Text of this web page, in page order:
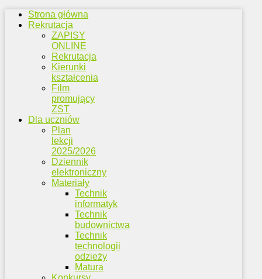
Strona główna
Rekrutacja
ZAPISY
ONLINE
Rekrutacja
Kierunki
kształcenia
Film
promujący
ZST
Dla uczniów
Plan
lekcji
2025/2026
Dziennik
elektroniczny
Materiały
Technik
informatyk
Technik
budownictwa
Technik
technologii
odzieży
Matura